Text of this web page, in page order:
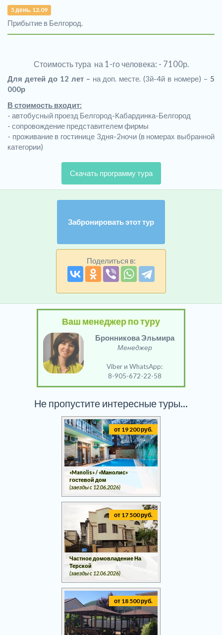
5 день. 12.09
Прибытие в Белгород.
Стоимость тура на 1-го человека: - 7100р.
Для детей до 12 лет – на доп. месте. (3й-4й в номере) – 5
000р
В стоимость входит:
- автобусный проезд Белгород-Кабардинка-Белгород
- сопровождение представителем фирмы
- проживание в гостинице 3дня-2ночи (в номерах выбранной
категории)
Скачать программу тура
Забронировать этот тур
Поделиться в:
Ваш менеджер по туру
Бронникова Эльмира
Менеджер
Viber и WhatsApp:
8-905-672-22-58
Не пропустите интересные туры...
от 19 200 руб.
«Manolis» / «Манолис»
гостевой дом
(заезды c 12.06.2026)
от 17 500 руб.
Частное домовладение На
Терской
(заезды c 12.06.2026)
от 18 500 руб.